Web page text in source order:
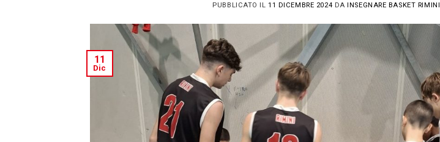
PUBBLICATO IL11 DICEMBRE 2024 DAINSEGNARE BASKET RIMINI
11
Dic